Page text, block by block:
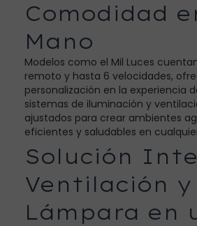
Comodidad
Mano
Modelos como el Mil Luces
remoto y hasta 6 velocidades,
personalización en la experiencia
sistemas de iluminación y
ajustados para crear ambientes
eficientes y saludables en
Solución
Ventilación y
Lámpara en